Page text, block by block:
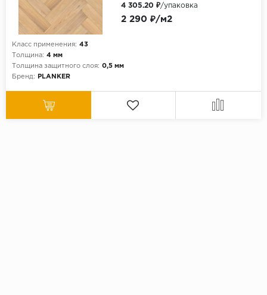
Класс применения: 43
Толщина: 4 мм
Толщина защитного слоя: 0,5 мм
Бренд:
PLANKER
2 290 ₽/м2
4 305.20 ₽/упаковка